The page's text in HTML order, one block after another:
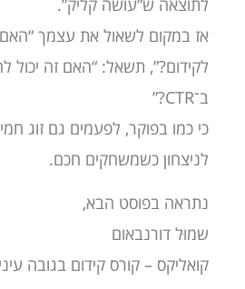
אז במקום לשאול את עצמך “האם
ב־CTR?”
כי כמו בפוקר, לפעמים גם זוג
לניצחון כשמשחקים חכם.
נתראה בפוסט הבא,
שמוּל דורנבאום
קואליקס – קורס קידום בגובה